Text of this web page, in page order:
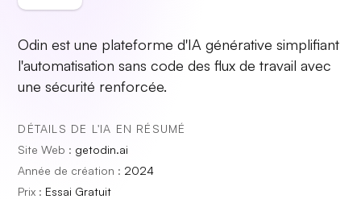
Odin est une plateforme d'IA générative simplifiant
l'automatisation sans code des flux de travail avec
une sécurité renforcée.
DÉTAILS DE L'IA EN RÉSUMÉ
Site Web : getodin.ai
Année de création : 2024
Prix : Essai Gratuit